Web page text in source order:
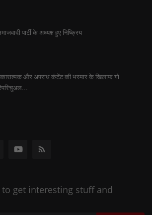
पार्टी के अध्यक्ष हुए निष्क्रिय
और अपराध कंटेंट की भरमार के खिलाफ गो
to get interesting stuff and